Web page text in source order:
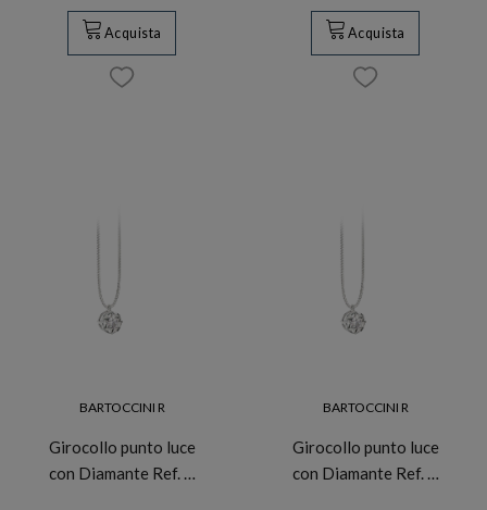
Acquista Acquista
BARTOCCINI R
Girocollo punto luce
con Diamante Ref. …
BARTOCCINI R
Girocollo punto luce
con Diamante Ref. …